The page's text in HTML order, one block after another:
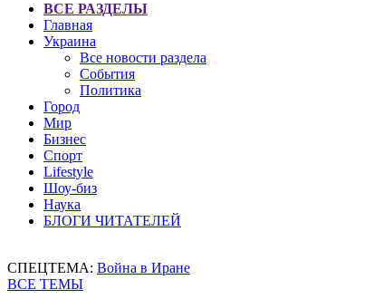
ВСЕ РАЗДЕЛЫ
Главная
Украина
Все новости раздела
События
Политика
Город
Мир
Бизнес
Спорт
Lifestyle
Шоу-биз
Наука
БЛОГИ ЧИТАТЕЛЕЙ
СПЕЦТЕМА: Война в Иране
ВСЕ ТЕМЫ